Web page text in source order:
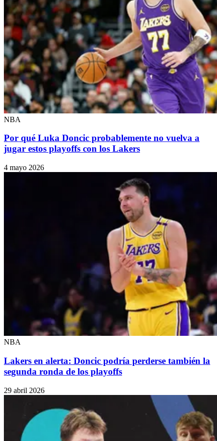
NBA
Por qué Luka Doncic probablemente no vuelva a
jugar estos playoffs con los Lakers
4 mayo 2026
NBA
Lakers en alerta: Doncic podría perderse también la
segunda ronda de los playoffs
29 abril 2026